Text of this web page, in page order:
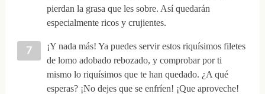
pierdan la grasa que les sobre. Así quedarán
especialmente ricos y crujientes.
¡Y nada más! Ya puedes servir estos riquísimos filetes
de lomo adobado rebozado, y comprobar por ti
mismo lo riquísimos que te han quedado. ¿A qué
esperas? ¡No dejes que se enfríen! ¡Que aproveche!